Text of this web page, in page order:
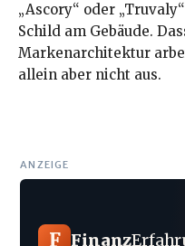
„Ascory“ oder
Schild am Gebäude.
Markenarchitektur
allein aber nicht aus.
ANZEIGE
F Finanz